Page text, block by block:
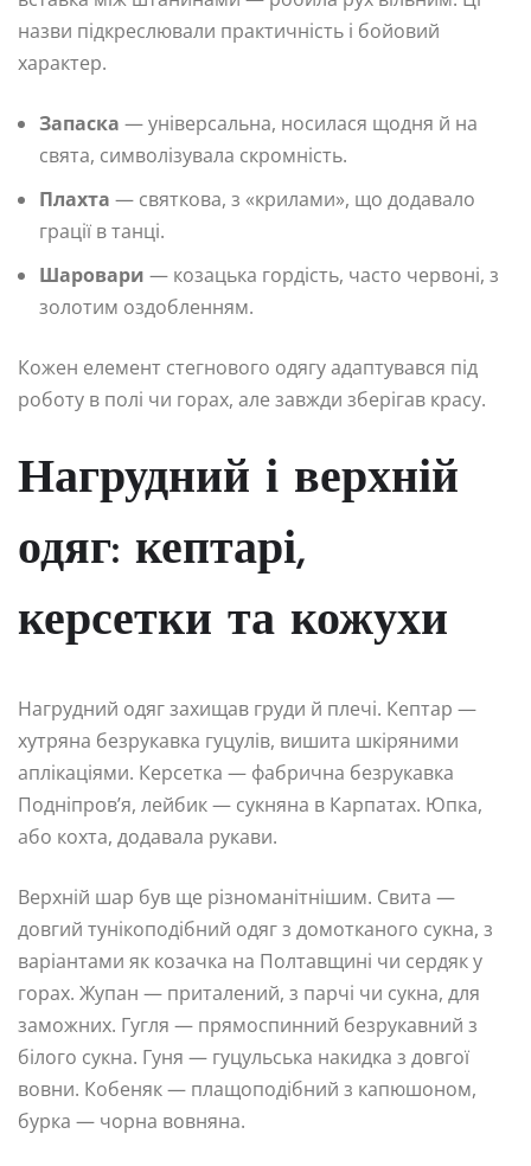
назви підкреслювали практичність і бойовий
характер.
Запаска — універсальна, носилася щодня й на
свята, символізувала скромність.
Плахта — святкова, з «крилами», що додавало
грації в танці.
Шаровари — козацька гордість, часто червоні, з
золотим оздобленням.
Кожен елемент стегнового одягу адаптувався під
роботу в полі чи горах, але завжди зберігав красу.
Нагрудний і верхній
одяг: кептарі,
керсетки та кожухи
Нагрудний одяг захищав груди й плечі. Кептар —
хутряна безрукавка гуцулів, вишита шкіряними
аплікаціями. Керсетка — фабрична безрукавка
Подніпров’я, лейбик — сукняна в Карпатах. Юпка,
або кохта, додавала рукави.
Верхній шар був ще різноманітнішим. Свита —
довгий тунікоподібний одяг з домотканого сукна, з
варіантами як козачка на Полтавщині чи сердяк у
горах. Жупан — приталений, з парчі чи сукна, для
заможних. Гугля — прямоспинний безрукавний з
білого сукна. Гуня — гуцульська накидка з довгої
вовни. Кобеняк — плащоподібний з капюшоном,
бурка — чорна вовняна.